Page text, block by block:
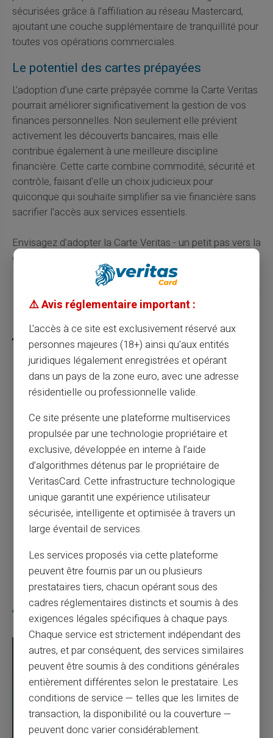
sécurisées grâce à l'affiliation au réseau Mastercard,
ajoutant une couche supplémentaire de tranquillité pour
toutes vos opérations commerciales.
Le potentiel des cartes prépayées
L'adoption d'une carte prépayée comme la Carte Veritas
pourrait améliorer significativement la gestion de vos
finances personnelles. Non seulement elle prévient
activement les découverts bancaires, mais elle
contribue également à une meilleure discipline
financière. Cette carte combine commodité, sécurité et
contrôle, faisant d'elle un choix judicieux pour
quiconque qui souhaite simplifier sa vie financière sans
sacrifier l'accès aux services essentiels.
Envisagez d'adopter la Carte Veritas - un petit pas vers la
grande autonomie financière !
Partager cet article
Optimisez vos finances : comment éviter les
Article précédent
Optimisez la sécurité de vos paiements en
ligne avec une carte prépayée
Articles similaires
⚠️ Avis réglementaire important :
L'accès à ce site est exclusivement réservé aux
personnes majeures (18+) ainsi qu'aux entités
juridiques légalement enregistrées et opérant
dans un pays de la zone euro, avec une adresse
résidentielle ou professionnelle valide.
Ce site présente une plateforme multiservices
propulsée par une technologie propriétaire et
exclusive, développée en interne à l’aide
d’algorithmes détenus par le propriétaire de
VeritasCard. Cette infrastructure technologique
unique garantit une expérience utilisateur
sécurisée, intelligente et optimisée à travers un
large éventail de services.
Les services proposés via cette plateforme
peuvent être fournis par un ou plusieurs
prestataires tiers, chacun opérant sous des
cadres réglementaires distincts et soumis à des
exigences légales spécifiques à chaque pays.
Chaque service est strictement indépendant des
autres, et par conséquent, des services similaires
peuvent être soumis à des conditions générales
entièrement différentes selon le prestataire. Les
conditions de service — telles que les limites de
transaction, la disponibilité ou la couverture —
peuvent donc varier considérablement.